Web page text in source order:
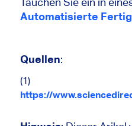
Automatisierte
Quellen:
(1)
https://